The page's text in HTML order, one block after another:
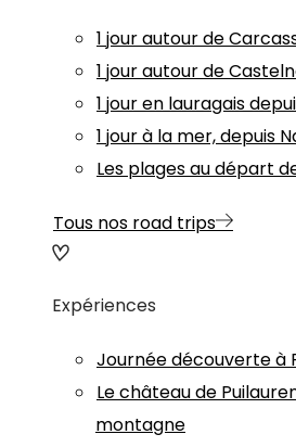
1 jour autour de
1 jour autour de
1 jour en lauragais
1 jour à la mer, depuis
Les plages au départ
Tous nos road trips
Expériences
Journée découverte à
Le château de
montagne